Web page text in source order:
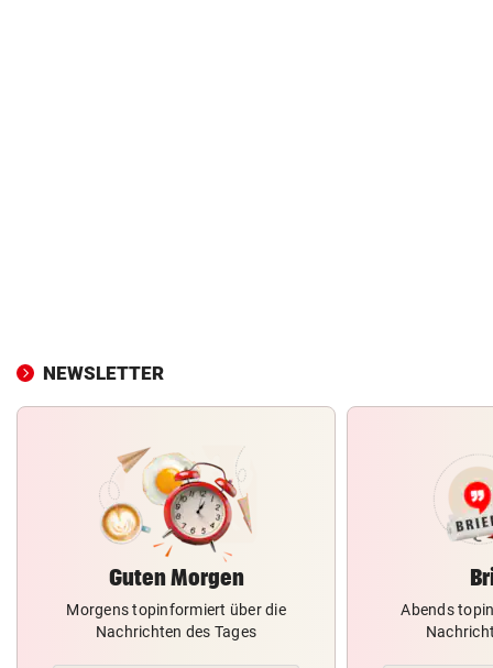
NEWSLETTER
Guten Morgen
Morgens topinformiert über die
Nachrichten des Tages
Abends